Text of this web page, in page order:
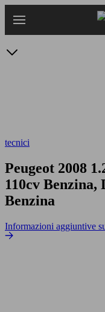
tecnici
Peugeot 2008
110cv Benzina,
Benzina
Informazioni aggiuntive